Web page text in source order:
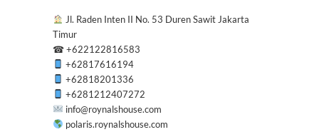
Jl. Raden Inten II No. 53 Duren Sawit Jakarta
Timur
☎+622122816583
+62817616194
+62818201336
+6281212407272
info@roynalshouse.com
polaris.roynalshouse.com